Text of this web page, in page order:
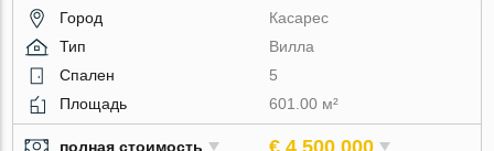
Город
Касарес
Тип
Вилла
Спален
5
Площадь
601.00 м²
полная стоимость € 4 500 000